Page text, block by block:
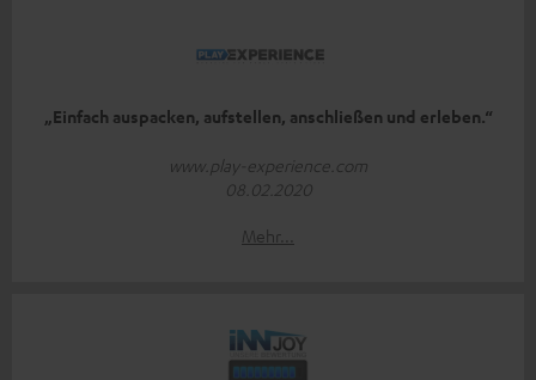
„Einfach auspacken, aufstellen, anschließen und erleben.“
www.play-experience.com
08.02.2020
Mehr...